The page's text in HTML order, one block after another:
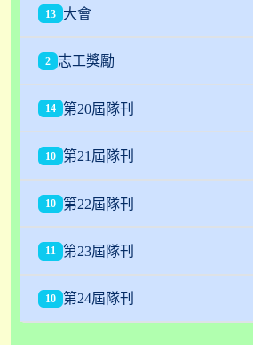
13 大會
2 志工獎勵
14 第20屆隊刊
10 第21屆隊刊
10 第22屆隊刊
11 第23屆隊刊
10 第24屆隊刊